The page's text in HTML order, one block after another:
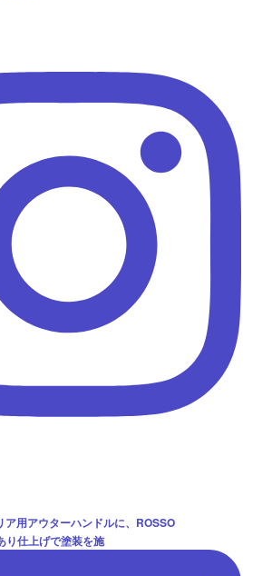
ア用アウターハンドルに、ROSSO
り仕上げで塗装を施